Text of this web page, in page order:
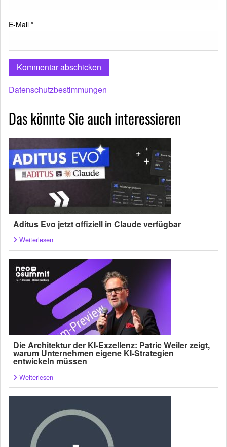
E-Mail *
Datenschutzbestimmungen
Das könnte Sie auch interessieren
Aditus Evo jetzt offiziell in Claude verfügbar
Weiterlesen
Die Architektur der KI-Exzellenz: Patric Weiler zeigt,
warum Unternehmen eigene KI-Strategien
entwickeln müssen
Weiterlesen